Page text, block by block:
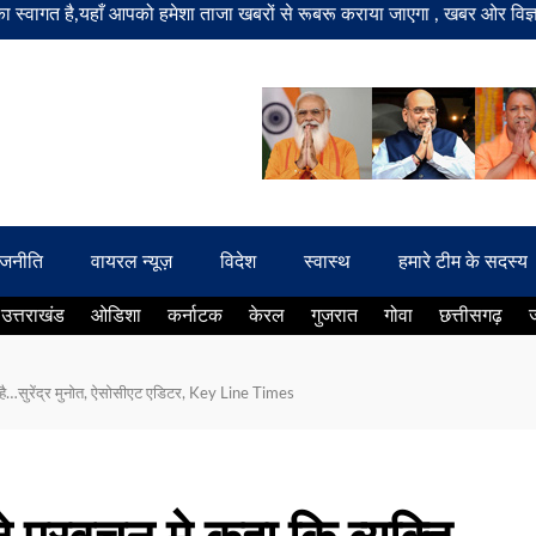
आपको हमेशा ताजा खबरों से रूबरू कराया जाएगा , खबर ओर विज्ञापन
वायरल न्यूज़ विदेश स्वास्थ हमारे टीम के सदस्य
उत्तराखंड ओडिशा कर्नाटक केरल गुजरात गोवा छत्तीसगढ़
मुनोत, ऐसोसीएट एडिटर, Key Line Times